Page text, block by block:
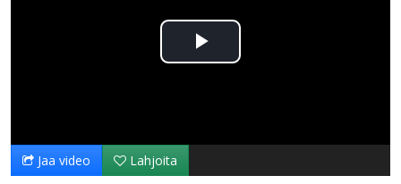
Toista
Jaa video Lahjoita